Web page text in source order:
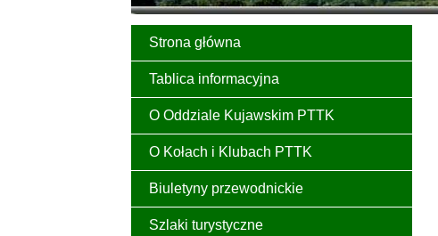
Strona główna
Tablica informacyjna
O Oddziale Kujawskim PTTK
O Kołach i Klubach PTTK
Biuletyny przewodnickie
Szlaki turystyczne